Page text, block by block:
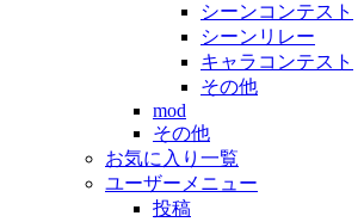
シーンコンテスト
シーンリレー
キャラコンテスト
その他
mod
その他
お気に入り一覧
ユーザーメニュー
投稿